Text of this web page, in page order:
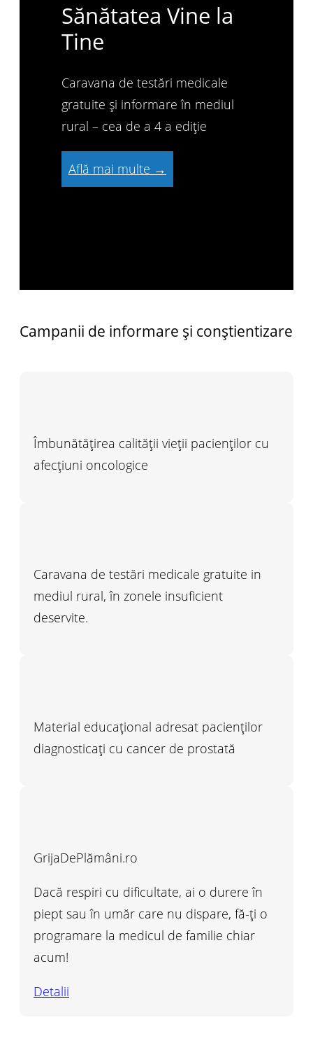
Sănătatea Vine la
Tine
Caravana de testări medicale
gratuite și informare în mediul
rural – cea de a 4 a ediție
Află mai multe →
Campanii de informare și conștientizare
Îmbunătățirea calității vieții pacienților cu
afecțiuni oncologice
Caravana de testări medicale gratuite in
mediul rural, în zonele insuficient
deservite.
Material educațional adresat pacienților
diagnosticați cu cancer de prostată
GrijaDePlămâni.ro
Dacă respiri cu dificultate, ai o durere în
piept sau în umăr care nu dispare, fă-ți o
programare la medicul de familie chiar
acum!
Detalii